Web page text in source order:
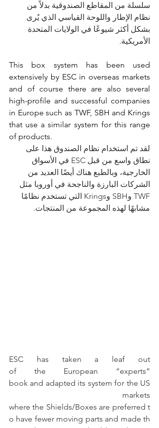
سلسلة من المقاطع الصندوقية بدلاً من
نظام الإطار واللوحة القياسي الذي يُرى
بشكل أكثر شيوعًا في الولايات المتحدة
الأمريكية.
This box system has been used
extensively by ESC in overseas markets
and of course there are also several
high-profile and successful companies
in Europe such as TWF, SBH and Krings
that use a similar system for this range
of products.
لقد تم استخدام نظام الصندوق هذا على
نطاق واسع من قبل ESC في الأسواق
الخارجية، وبالطبع هناك أيضًا العديد من
الشركات البارزة والناجحة في أوروبا مثل
TWF وSBH وKrings التي تستخدم نظامًا
مشابهًا لهذه المجموعة من المنتجات.
ESC has taken a leaf out
of the European “experts”
book and adapted its system for the US
markets
where the Shields/Boxes are preferred t
o have fewer moving parts and made th